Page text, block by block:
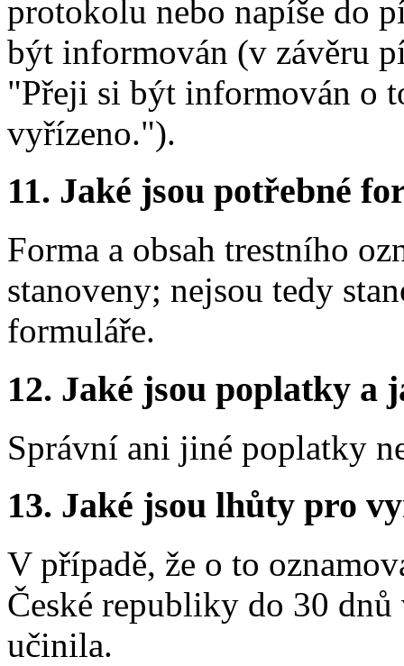
protokolu nebo napíše do
být informován (v závěru
"Přeji si být informován o
vyřízeno.").
11. Jaké jsou potřebné
Forma a obsah trestního
stanoveny; nejsou tedy
formuláře.
12. Jaké jsou poplatky a
Správní ani jiné poplatky
13. Jaké jsou lhůty pro
V případě, že o to
České republiky do 30
učinila.